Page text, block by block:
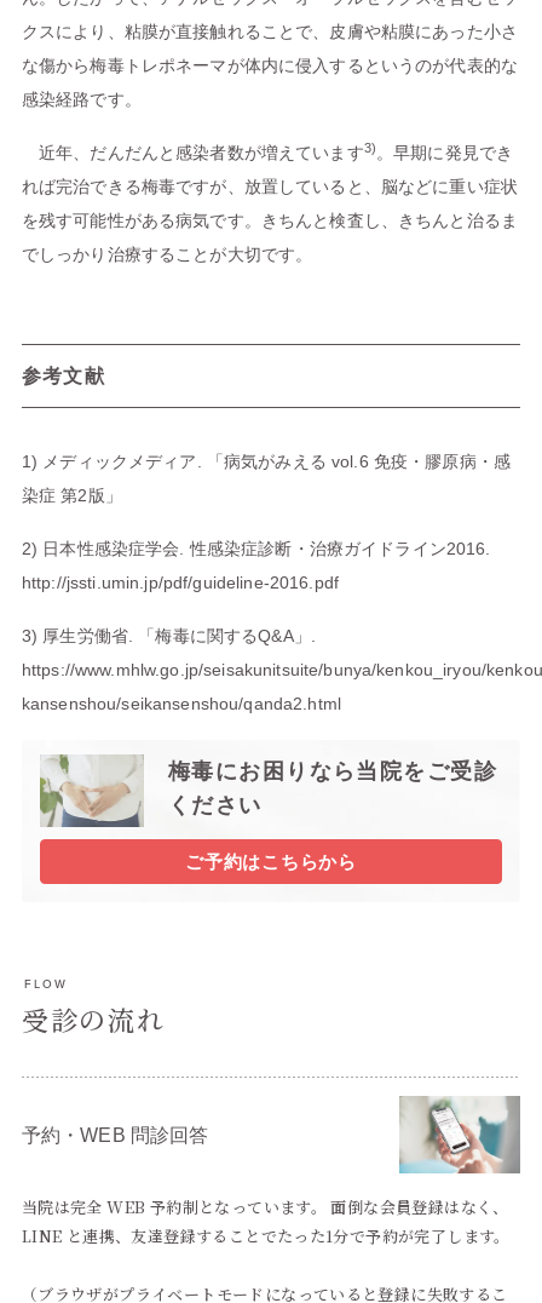
クスにより、粘膜が直接触れることで、皮膚や粘膜にあった小さ
な傷から梅毒トレポネーマが体内に侵入するというのが代表的な
感染経路です。
近年、だんだんと感染者数が増えています3) 。早期に発見でき
れば完治できる梅毒ですが、放置していると、脳などに重い症状
を残す可能性がある病気です。きちんと検査し、きちんと治るま
でしっかり治療することが大切です。
参考文献
1) メディックメディア. 「病気がみえる vol.6 免疫・膠原病・感
染症 第2版」
2) 日本性感染症学会. 性感染症診断・治療ガイドライン2016.
http://jssti.umin.jp/pdf/guideline-2016.pdf
3) 厚生労働省. 「梅毒に関するQ&A」.
https://www.mhlw.go.jp/seisakunitsuite/bunya/kenkou_iryou/
kansenshou/seikansenshou/qanda2.html
梅毒にお困りなら当院をご受診
ください
ご予約はこちらから
FLOW
受診の流れ
予約・WEB 問診回答
当院は完全 WEB 予約制となっています。 面倒な会員登録はなく、
LINE と連携、友達登録することでたった1分で予約が完了します。
（ブラウザがプライベートモードになっていると登録に失敗するこ